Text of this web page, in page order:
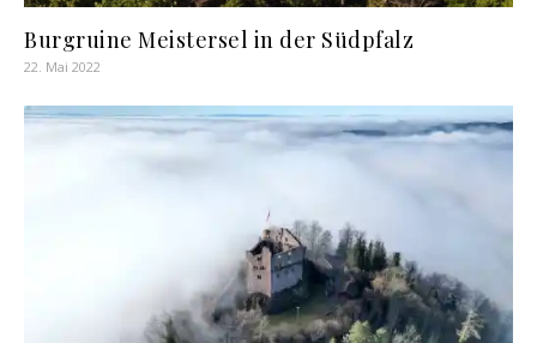
Burgruine Meistersel in der Südpfalz
22. Mai 2022